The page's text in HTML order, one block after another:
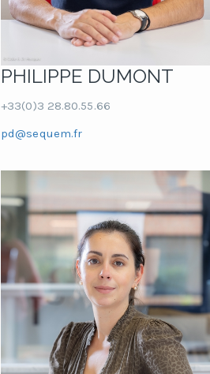
PHILIPPE DUMONT
+33(0)3 28.80.55.66
pd@sequem.fr